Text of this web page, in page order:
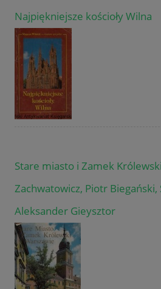
Najpiękniejsze kościoły Wilna
Stare miasto i Zamek
Zachwatowicz, Piotr Biegański,
Aleksander Gieysztor